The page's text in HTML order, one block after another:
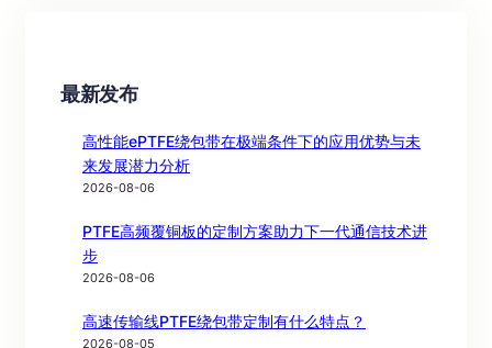
最新发布
高性能ePTFE绕包带在极端条件下的应用优势与未
来发展潜力分析
2026-08-06
PTFE高频覆铜板的定制方案助力下一代通信技术进
步
2026-08-06
高速传输线PTFE绕包带定制有什么特点？
2026-08-05